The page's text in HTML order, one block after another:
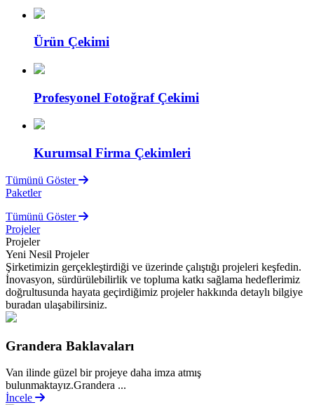
Ürün Çekimi
Profesyonel Fotoğraf Çekimi
Kurumsal Firma Çekimleri
Tümünü Göster
Paketler
Tümünü Göster
Projeler
Projeler
Yeni Nesil Projeler
Şirketimizin gerçekleştirdiği ve üzerinde çalıştığı projeleri keşfedin.
İnovasyon, sürdürülebilirlik ve topluma katkı sağlama hedeflerimiz
doğrultusunda hayata geçirdiğimiz projeler hakkında detaylı bilgiye
buradan ulaşabilirsiniz.
Grandera Baklavaları
Van ilinde güzel bir projeye daha imza atmış
bulunmaktayız.Grandera ...
İncele